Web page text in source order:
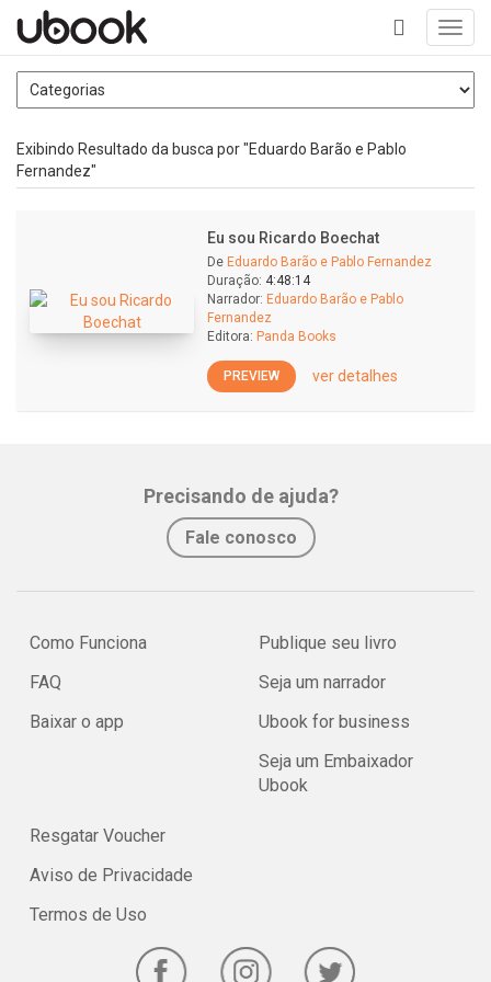
+
Exibindo Resultado da busca por "Eduardo Barão e Pablo
Fernandez"
Eu sou Ricardo Boechat
De Eduardo Barão e Pablo Fernandez
Duração: 4:48:14
Narrador: Eduardo Barão e Pablo
Fernandez
Editora: Panda Books
PREVIEW ver detalhes
Precisando de ajuda?
Fale conosco
Como Funciona
FAQ
Baixar o app
Publique seu livro
Seja um narrador
Ubook for business
Seja um Embaixador
Ubook
Resgatar Voucher
Aviso de Privacidade
Termos de Uso